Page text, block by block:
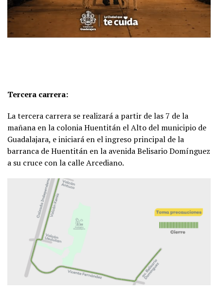
Tercera carrera:
La tercera carrera se realizará a partir de las 7 de la
mañana en la colonia Huentitán el Alto del municipio de
Guadalajara, e iniciará en el ingreso principal de la
barranca de Huentitán en la avenida Belisario Domínguez
a su cruce con la calle Arcediano.